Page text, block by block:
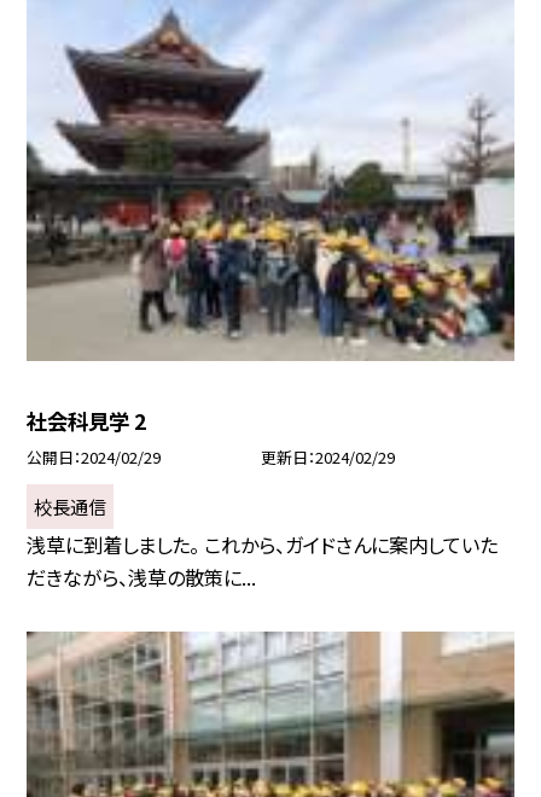
社会科見学 2
公開日 2024/02/29 更新日 2024/02/29
校長通信
浅草に到着しました。 これから、ガイドさんに案内していた
だきながら、浅草の散策に...